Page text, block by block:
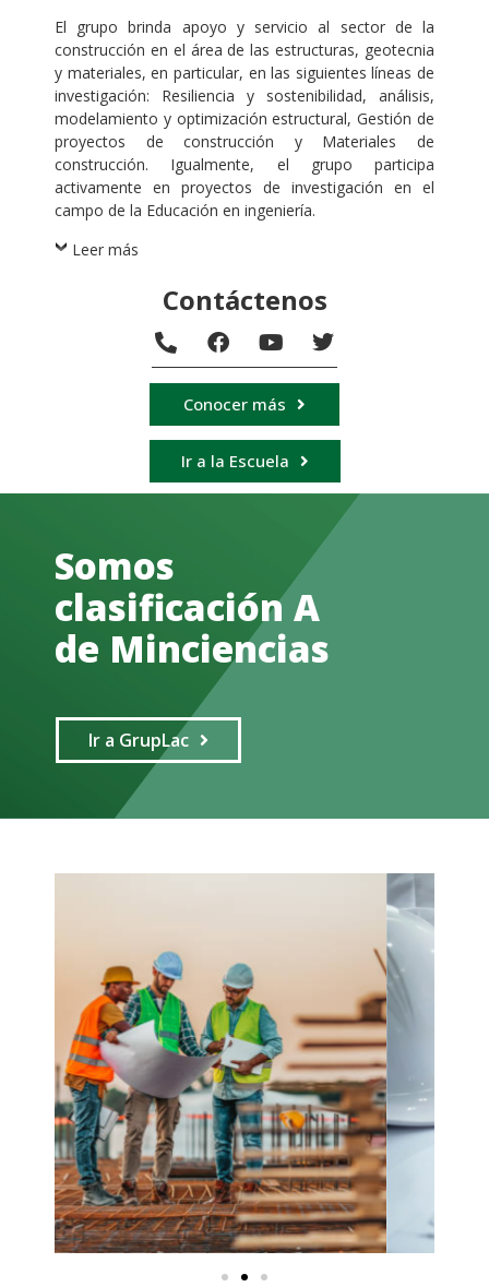
El grupo brinda apoyo y servicio al sector de la
construcción en el área de las estructuras, geotecnia
y materiales, en particular, en las siguientes líneas de
investigación: Resiliencia y sostenibilidad, análisis,
modelamiento y optimización estructural, Gestión de
proyectos de construcción y Materiales de
construcción. Igualmente, el grupo participa
activamente en proyectos de investigación en el
campo de la Educación en ingeniería.
Leer más
Contáctenos
Conocer más
Ir a la Escuela
Somos
clasificación A
de Minciencias
Ir a GrupLac